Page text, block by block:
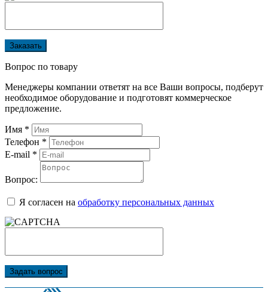
Заказать
Вопрос по товару
Менеджеры компании ответят на все Ваши вопросы, подберут
необходимое оборудование и подготовят коммерческое
предложение.
Имя *
Телефон *
E-mail *
Вопрос:
Я согласен на обработку персональных данных
Задать вопрос